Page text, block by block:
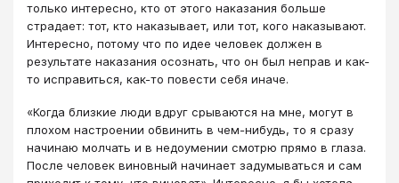
только интересно, кто от этого наказания больше
страдает: тот, кто наказывает, или тот, кого наказывают.
Интересно, потому что по идее человек должен в
результате наказания осознать, что он был неправ и как-
то исправиться, как-то повести себя иначе.
«Когда близкие люди вдруг срываются на мне, могут в
плохом настроении обвинить в чем-нибудь, то я сразу
начинаю молчать и в недоумении смотрю прямо в глаза.
После человек виновный начинает задумываться и сам